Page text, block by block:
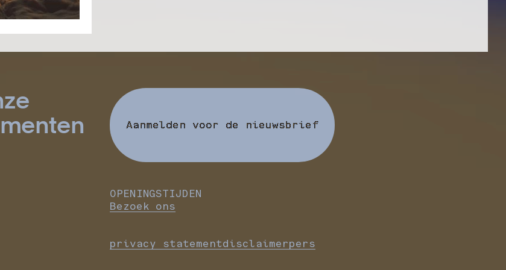
Aanmelden voor de nieuwsbrief
OPENINGSTIJDEN
Bezoek ons
privacy statementdisclaimerpers